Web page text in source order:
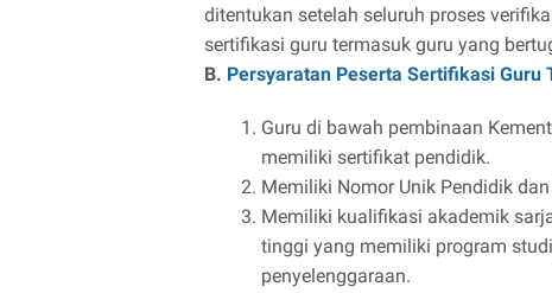
ditentukan setelah seluruh proses
sertifikasi guru termasuk guru yang
B. Persyaratan Peserta Sertifikasi Guru
Guru di bawah pembinaan
memiliki sertifikat pendidik.
Memiliki Nomor Unik Pendidik
Memiliki kualifikasi akademik
tinggi yang memiliki program
penyelenggaraan.